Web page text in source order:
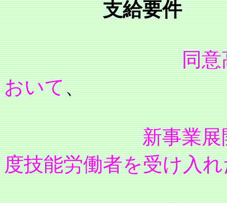
支給要件
同意
おいて、
新事業
度技能労働者を受け入